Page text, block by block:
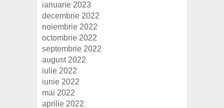
ianuarie 2023
decembrie 2022
noiembrie 2022
octombrie 2022
septembrie 2022
august 2022
iulie 2022
iunie 2022
mai 2022
aprilie 2022